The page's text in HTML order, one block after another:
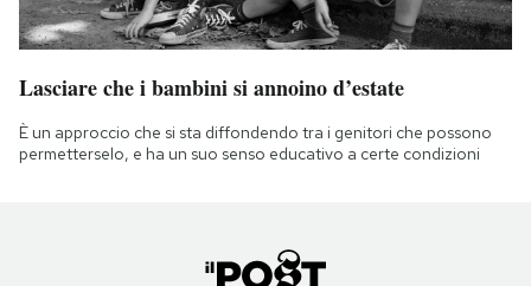
Lasciare che i bambini si annoino d’estate
È un approccio che si sta diffondendo tra i genitori che possono
permetterselo, e ha un suo senso educativo a certe condizioni